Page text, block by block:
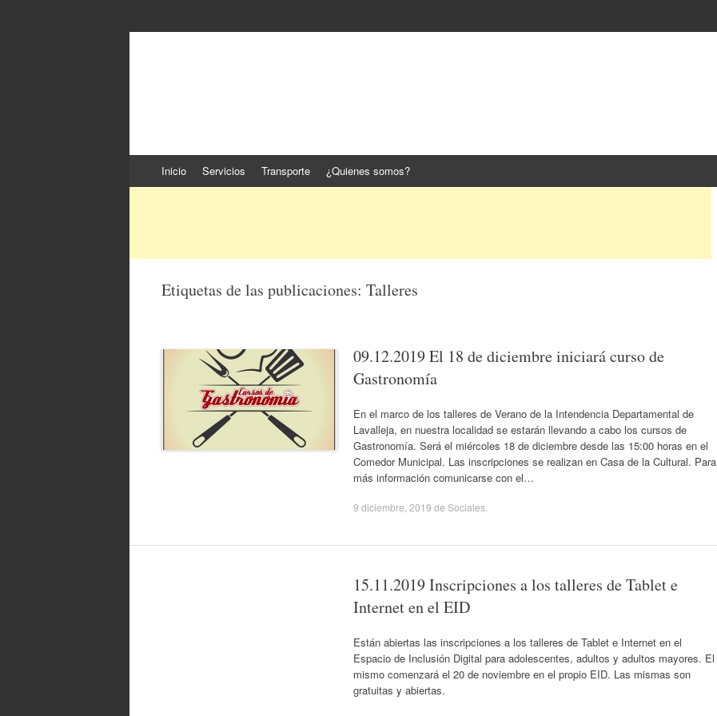
al
Inicio Servicios Transporte ¿Quienes somos?
Etiquetas de las publicaciones: Talleres
09.12.2019 El 18 de diciembre iniciará curso de
Gastronomía
En el marco de los talleres de Verano de la Intendencia Departamental de
Lavalleja, en nuestra localidad se estarán llevando a cabo los cursos de
Gastronomía. Será el miércoles 18 de diciembre desde las 15:00 horas en el
Comedor Municipal. Las inscripciones se realizan en Casa de la Cultural. Para
más información comunicarse con el…
9 diciembre, 2019 de Sociales
15.11.2019 Inscripciones a los talleres de Tablet e
Internet en el EID
Están abiertas las inscripciones a los talleres de Tablet e Internet en el
Espacio de Inclusión Digital para adolescentes, adultos y adultos mayores. El
mismo comenzará el 20 de noviembre en el propio EID. Las mismas son
gratuitas y abiertas.